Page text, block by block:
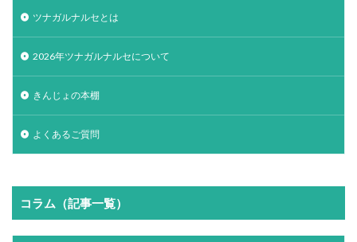
ツナガルナルセとは
2026年ツナガルナルセについて
きんじょの本棚
よくあるご質問
コラム（記事一覧）